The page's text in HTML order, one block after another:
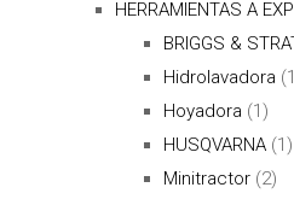
HERRAMIENTAS A
BRIGGS &
Hidrolavadora
Hoyadora (1)
HUSQVARNA (1)
Minitractor (2)